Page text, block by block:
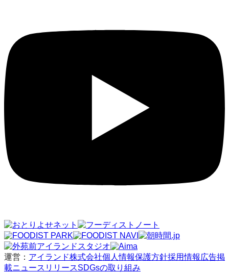
運営： アイランド株式会社個人情報保護方針採用情報広告掲
載ニュースリリースSDGsの取り組み